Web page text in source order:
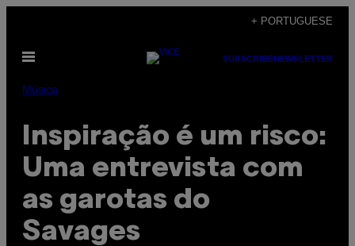
content
+ PORTUGUESE
Open
SUBSCRIBENEWSLETTER
Música
Inspiração é um risco:
Uma entrevista com
as garotas do
Savages